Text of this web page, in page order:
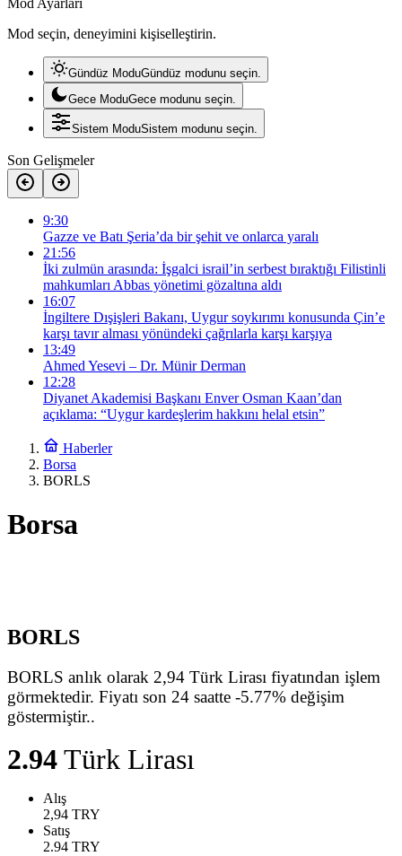
Mod Ayarları
Mod seçin, deneyimini kişiselleştirin.
Gündüz ModuGündüz modunu seçin.
Gece ModuGece modunu seçin.
Sistem ModuSistem modunu seçin.
Son Gelişmeler
9:30
Gazze ve Batı Şeria’da bir şehit ve onlarca yaralı
21:56
İki zulmün arasında: İşgalci israil’in serbest bıraktığı Filistinli
mahkumları Abbas yönetimi gözaltına aldı
16:07
İngiltere Dışişleri Bakanı, Uygur soykırımı konusunda Çin’e
karşı tavır alması yönündeki çağrılarla karşı karşıya
13:49
Ahmed Yesevi – Dr. Münir Derman
12:28
Diyanet Akademisi Başkanı Enver Osman Kaan’dan
açıklama: “Uygur kardeşlerim hakkını helal etsin”
Haberler
Borsa
BORLS
Borsa
BORLS
BORLS anlık olarak 2,94 Türk Lirası fiyatından işlem
görmektedir. Fiyatı son 24 saatte -5.77% değişim
göstermiştir..
2.94Türk Lirası
Alış
2,94 TRY
Satış
2.94 TRY